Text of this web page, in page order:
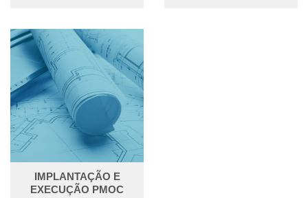
IMPLANTAÇÃO E
EXECUÇÃO PMOC